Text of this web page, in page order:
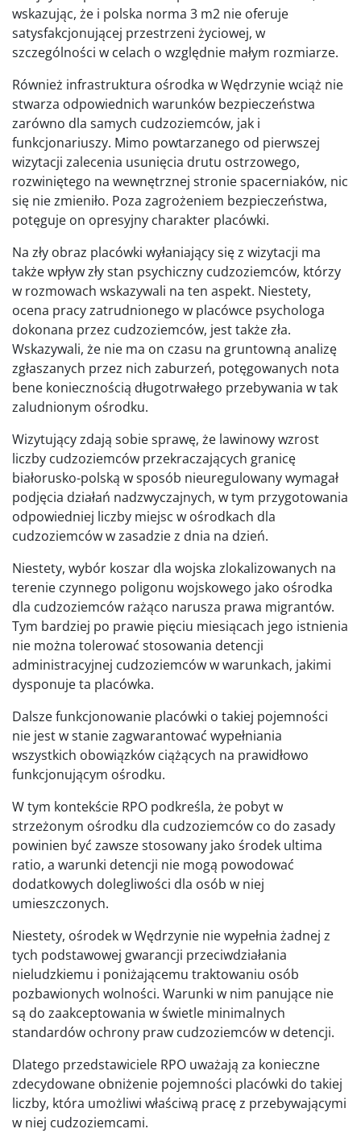
wskazując, że i polska norma 3 m2 nie oferuje
satysfakcjonującej przestrzeni życiowej, w
szczególności w celach o względnie małym rozmiarze.
Również infrastruktura ośrodka w Wędrzynie wciąż nie
stwarza odpowiednich warunków bezpieczeństwa
zarówno dla samych cudzoziemców, jak i
funkcjonariuszy. Mimo powtarzanego od pierwszej
wizytacji zalecenia usunięcia drutu ostrzowego,
rozwiniętego na wewnętrznej stronie spacerniaków, nic
się nie zmieniło. Poza zagrożeniem bezpieczeństwa,
potęguje on opresyjny charakter placówki.
Na zły obraz placówki wyłaniający się z wizytacji ma
także wpływ zły stan psychiczny cudzoziemców, którzy
w rozmowach wskazywali na ten aspekt. Niestety,
ocena pracy zatrudnionego w placówce psychologa
dokonana przez cudzoziemców, jest także zła.
Wskazywali, że nie ma on czasu na gruntowną analizę
zgłaszanych przez nich zaburzeń, potęgowanych nota
bene koniecznością długotrwałego przebywania w tak
zaludnionym ośrodku.
Wizytujący zdają sobie sprawę, że lawinowy wzrost
liczby cudzoziemców przekraczających granicę
białorusko-polską w sposób nieuregulowany wymagał
podjęcia działań nadzwyczajnych, w tym przygotowania
odpowiedniej liczby miejsc w ośrodkach dla
cudzoziemców w zasadzie z dnia na dzień.
Niestety, wybór koszar dla wojska zlokalizowanych na
terenie czynnego poligonu wojskowego jako ośrodka
dla cudzoziemców rażąco narusza prawa migrantów.
Tym bardziej po prawie pięciu miesiącach jego istnienia
nie można tolerować stosowania detencji
administracyjnej cudzoziemców w warunkach, jakimi
dysponuje ta placówka.
Dalsze funkcjonowanie placówki o takiej pojemności
nie jest w stanie zagwarantować wypełniania
wszystkich obowiązków ciążących na prawidłowo
funkcjonującym ośrodku.
W tym kontekście RPO podkreśla, że pobyt w
strzeżonym ośrodku dla cudzoziemców co do zasady
powinien być zawsze stosowany jako środek ultima
ratio, a warunki detencji nie mogą powodować
dodatkowych dolegliwości dla osób w niej
umieszczonych.
Niestety, ośrodek w Wędrzynie nie wypełnia żadnej z
tych podstawowej gwarancji przeciwdziałania
nieludzkiemu i poniżającemu traktowaniu osób
pozbawionych wolności. Warunki w nim panujące nie
są do zaakceptowania w świetle minimalnych
standardów ochrony praw cudzoziemców w detencji.
Dlatego przedstawiciele RPO uważają za konieczne
zdecydowane obniżenie pojemności placówki do takiej
liczby, która umożliwi właściwą pracę z przebywającymi
w niej cudzoziemcami.